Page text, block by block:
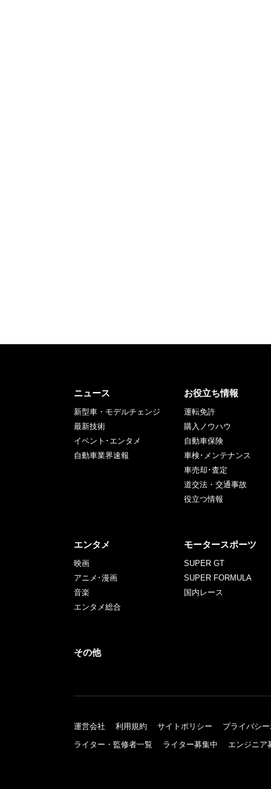
ニュース
新型車・モデルチェンジ
最新技術
イベント･エンタメ
自動車業界速報
お役立ち情報
運転免許
購入ノウハウ
自動車保険
車検･メンテナンス
車売却･査定
道交法・交通事故
役立つ情報
エンタメ
映画
アニメ･漫画
音楽
エンタメ総合
モータースポーツ
SUPER GT
SUPER FORMULA
国内レース
その他
運営会社 利用規約 サイトポリシー
プライバシ
ライター・監修者一覧
ライター募集中 エンジニア